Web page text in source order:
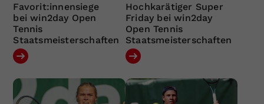
Favorit:innensiege
bei win2day Open
Tennis
Staatsmeisterschaften
Hochkarätiger Super
Friday bei win2day
Open Tennis
Staatsmeisterschaften